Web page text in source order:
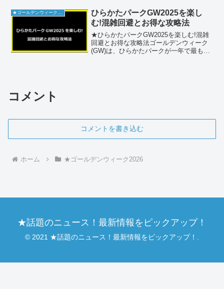
詳解します。施設の基本情報高野山の奥
の院は、和歌山県伊都...
ひらかたパークGW2025を楽し
む!混雑回避とお得な攻略法
★ひらかたパークGW2025を楽しむ!混雑
回避とお得な攻略法ゴールデンウィーク
(GW)は、ひらかたパークが一年で最も賑
コメント
コメントを書き込む
ホーム ★ゴールデンウィーク2026
★話題のニュース！最新情報をピックアップ！
© 2021 ★話題のニュース！最新情報をピックアップ！.